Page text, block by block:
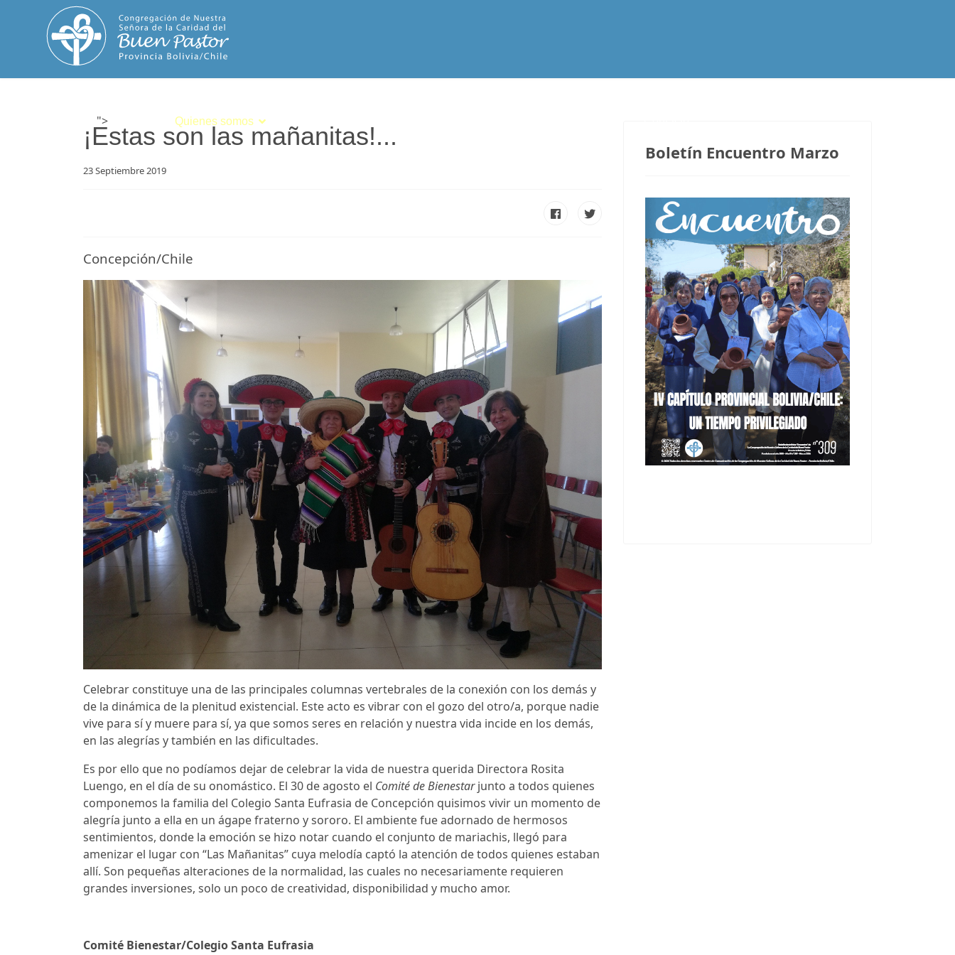
"> Quienes somos
¡Estas son las mañanitas!...
23 Septiembre 2019
Concepción/Chile
Celebrar constituye una de las principales columnas vertebrales de la conexión con los demás y
de la dinámica de la plenitud existencial. Este acto es vibrar con el gozo del otro/a, porque nadie
vive para sí y muere para sí, ya que somos seres en relación y nuestra vida incide en los demás,
en las alegrías y también en las dificultades.
Es por ello que no podíamos dejar de celebrar la vida de nuestra querida Directora Rosita
Luengo, en el día de su onomástico. El 30 de agosto el Comité de Bienestarjunto a todos quienes
componemos la familia del Colegio Santa Eufrasia de Concepción quisimos vivir un momento de
alegría junto a ella en un ágape fraterno y sororo. El ambiente fue adornado de hermosos
sentimientos, donde la emoción se hizo notar cuando el conjunto de mariachis, llegó para
amenizar el lugar con “Las Mañanitas” cuya melodía captó la atención de todos quienes estaban
allí. Son pequeñas alteraciones de la normalidad, las cuales no necesariamente requieren
grandes inversiones, solo un poco de creatividad, disponibilidad y mucho amor.
Comité Bienestar/Colegio Santa Eufrasia
Boletín Encuentro Marzo